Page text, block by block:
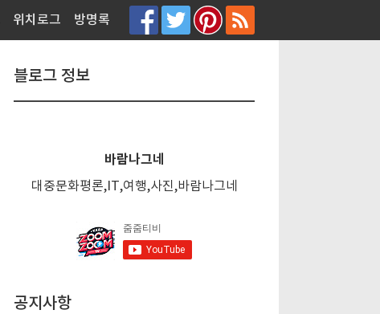
위치로그 방명록
블로그 정보
바람나그네
대중문화평론,IT,여행,사진,바람나그네
공지사항